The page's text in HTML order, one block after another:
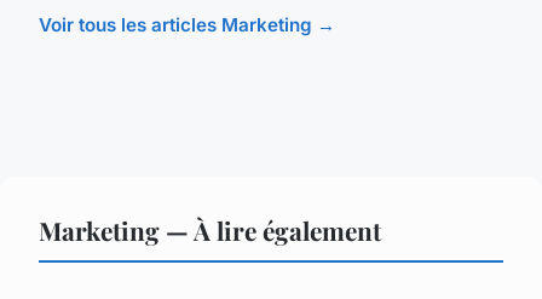
Voir tous les articles Marketing →
Marketing — À lire également